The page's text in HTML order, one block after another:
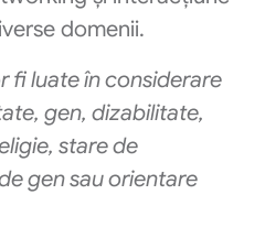
domenii.
fi luate în considerare
gen, dizabilitate,
stare de
gen sau orientare